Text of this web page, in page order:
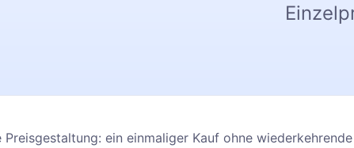
ein einmaliger Kauf ohne